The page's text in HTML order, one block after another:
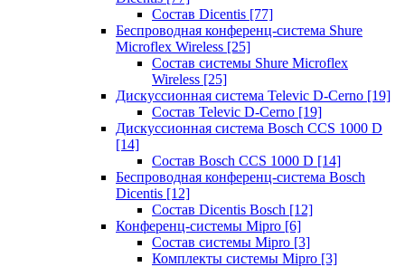
Состав Dicentis [77]
Беспроводная конференц-система Shure
Microflex Wireless [25]
Состав системы Shure Microflex
Wireless [25]
Дискуссионная система Televic D-Cerno [19]
Состав Televic D-Cerno [19]
Дискуссионная система Bosch CCS 1000 D
[14]
Состав Bosch CCS 1000 D [14]
Беспроводная конференц-система Bosch
Dicentis [12]
Состав Dicentis Bosch [12]
Конференц-системы Mipro [6]
Состав системы Mipro [3]
Комплекты системы Mipro [3]